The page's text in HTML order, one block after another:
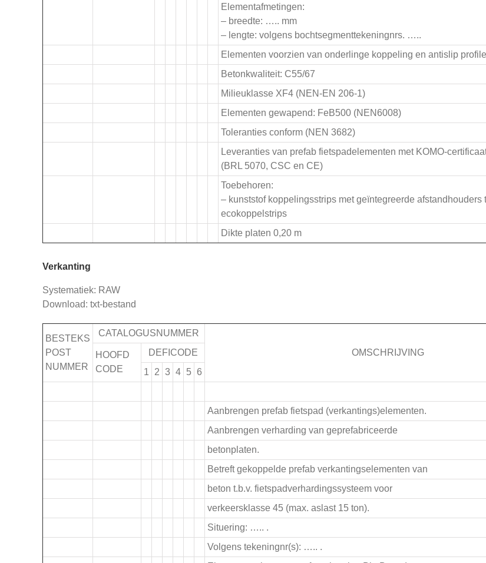
Elementafmetingen:
– breedte: ….. mm
– lengte: volgens bochtsegmenttekeningnrs. …..
Elementen voorzien van onderlinge koppeling en antislip
Betonkwaliteit: C55/67
Milieuklasse XF4 (NEN-EN 206-1)
Elementen gewapend: FeB500 (NEN6008)
Toleranties conform (NEN 3682)
Leveranties van prefab fietspadelementen met KOMO-
(BRL 5070, CSC en CE)
Toebehoren:
– kunststof koppelingsstrips met geïntegreerde afstandhouders
ecokoppelstrips
Dikte platen 0,20 m
Verkanting
Systematiek: RAW
Download: txt-bestand
BESTEKS
POST
NUMMER
CATALOGUSNUMMER
OMSCHRIJVING
HOOFD
CODE
DEFICODE
1
2 3 4 5 6
Aanbrengen prefab fietspad (verkantings)elementen.
Aanbrengen verharding van geprefabriceerde
betonplaten.
Betreft gekoppelde prefab verkantingselementen van
beton t.b.v. fietspadverhardingssysteem voor
verkeersklasse 45 (max. aslast 15 ton).
Situering: ….. .
Volgens tekeningnr(s): ….. .